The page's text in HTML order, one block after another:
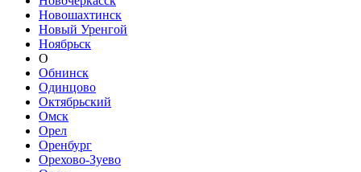
Новошахтинск
Новый Уренгой
Ноябрьск
О
Обнинск
Одинцово
Октябрьский
Омск
Орел
Оренбург
Орехово-Зуево